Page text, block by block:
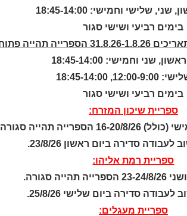
ניהול העדפות עוגיות
© כל הזכויות
בניית אתרים
שלישי וחמישי: 18:45-14:00
בימים רביעי ושישי סגור
תהייה פתוחה:
שני וחמישי: 18:45-14:00
18:45-14:00
בימים רביעי ושישי סגור
ספריית שיכון המזרח:
תהייה סגורה.
סדירה ביום ראשון 23/8/26.
ספריית רמת אליהו:
סגורה.
סדירה ביום שלישי 25/8/26.
ספריית מעגלים: